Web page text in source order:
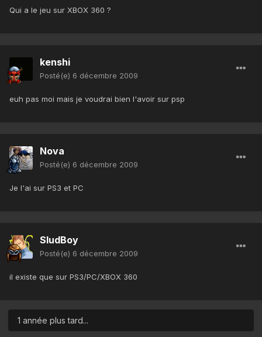
Qui a le jeu sur XBOX 360 ?
kenshi
Posté(e) 6 décembre 2009
euh pas moi mais je voudrai bien l'avoir sur psp
Nova
Posté(e) 6 décembre 2009
Je l'ai sur PS3 et PC
SludBoy
Posté(e) 6 décembre 2009
il existe que sur PS3/PC/XBOX 360
1 année plus tard...